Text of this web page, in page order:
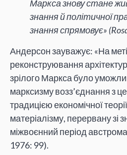
Маркса знову стане
знання й політичної
знання спрямовує»
Андерсон зауважує: «На
реконструювання
зрілого Маркса було
марксизму возз’єднання з
традицією економічної
матеріалізму, перервану зі
міжвоєнний період
1976: 99).